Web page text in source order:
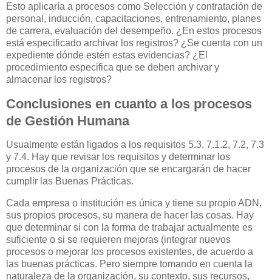
Esto aplicaría a procesos como Selección y contratación de
personal, inducción, capacitaciones, entrenamiento, planes
de carrera, evaluación del desempeño. ¿En estos procesos
está especificado archivar los registros? ¿Se cuenta con un
expediente dónde estén estas evidencias? ¿El
procedimiento especifica que se deben archivar y
almacenar los registros?
Conclusiones en cuanto a los procesos
de Gestión Humana
Usualmente están ligados a los requisitos 5.3, 7.1.2, 7.2, 7.3
y 7.4. Hay que revisar los requisitos y determinar los
procesos de la organización que se encargarán de hacer
cumplir las Buenas Prácticas.
Cada empresa o institución es única y tiene su propio ADN,
sus propios procesos, su manera de hacer las cosas. Hay
que determinar si con la forma de trabajar actualmente es
suficiente o si se requieren mejoras (integrar nuevos
procesos o mejorar los procesos existentes, de acuerdo a
las buenas prácticas. Pero siempre tomando en cuenta la
naturaleza de la organización, su contexto, sus recursos,